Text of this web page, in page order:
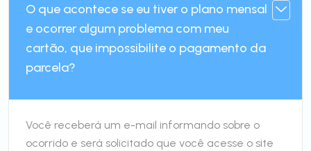
O que acontece se eu tiver o plano mensal
e ocorrer algum problema com meu
cartão, que impossibilite o pagamento da
parcela?
Você receberá um e-mail informando sobre o
ocorrido e será solicitado que você acesse o site